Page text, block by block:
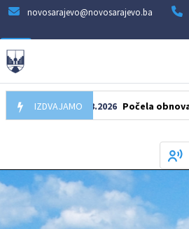
novosarajevo@novosarajevo.ba
IZDVAJAMO
05.08.2026 Počela obnova